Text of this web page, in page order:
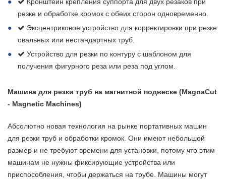
резке и обработке кромок с обеих сторон одновременно.
Эксцентриковое устройство для корректировки при резке
овальных или нестандартных труб.
Устройство для резки по контуру с шаблоном для
получения фигурного реза или реза под углом.
Машина для резки труб на магнитной подвеске (MagnaCut
- Magnetic Machines)
Абсолютно новая технология на рынке портативных машин
для резки труб и обработки кромок. Они имеют небольшой
размер и не требуют времени для установки, потому что этим
машинам не нужны фиксирующие устройства или
приспособления, чтобы держаться на трубе. Машины могут